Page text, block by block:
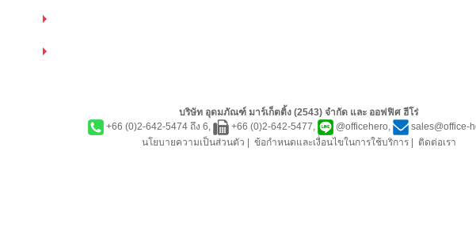
บริษัท อุดมภัณฑ์ มาร์เก็ตติ้ง (2543) จำกัด และ ออฟฟิศ ฮีโร่
+66 (0)2-642-5474 ถึง 6,
+66 (0)2-642-5477, @officehero,
sales@office-
นโยบายความเป็นส่วนตัว
ข้อกำหนดและเงื่อนไขในการใช้บริการ| ติดต่อเรา